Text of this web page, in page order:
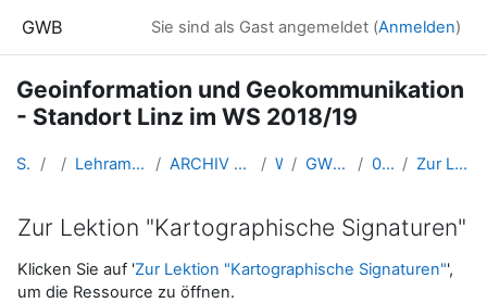
GWB Sie sind als Gast angemeldet (Anmelden)
Geoinformation und Geokommunikation
- Standort Linz im WS 2018/19
Startseite Kurse Lehramtsausbildung GW im Cluster Österreich Mitte ARCHIV - Lehrveranstaltungen am Standort Linz - seit 2016 WS 2018/19 GW_Geoinformation_Linz_2018ws 09 - Mi. 5. Dez. 2018 Zur Lektion "Kartographische Signaturen"
Zur Lektion "Kartographische Signaturen"
Abschlussbedingungen
Klicken Sie auf 'Zur Lektion "Kartographische Signaturen"',
um die Ressource zu öffnen.